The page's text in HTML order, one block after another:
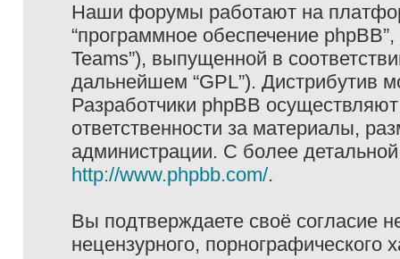
Наши форумы работают на
“программное обеспечение
Teams”), выпущенной в
дальнейшем “GPL”). Дистрибутив
Разработчики phpBB
ответственности за материалы,
администрации. С более
http://www.phpbb.com/.
Вы подтверждаете своё согласие
нецензурного, порнографического